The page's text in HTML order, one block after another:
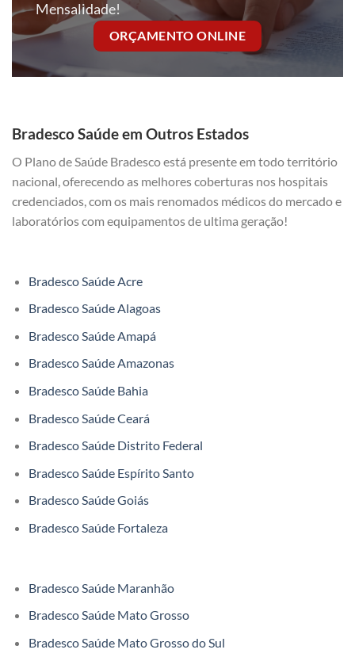
Mensalidade!
ORÇAMENTO ONLINE
Bradesco Saúde em Outros Estados
O Plano de Saúde Bradesco está presente em todo território
nacional, oferecendo as melhores coberturas nos hospitais
credenciados, com os mais renomados médicos do mercado e
laboratórios com equipamentos de ultima geração!
Bradesco Saúde Acre
Bradesco Saúde Alagoas
Bradesco Saúde Amapá
Bradesco Saúde Amazonas
Bradesco Saúde Bahia
Bradesco Saúde Ceará
Bradesco Saúde Distrito Federal
Bradesco Saúde Espírito Santo
Bradesco Saúde Goiás
Bradesco Saúde Fortaleza
Bradesco Saúde Maranhão
Bradesco Saúde Mato Grosso
Bradesco Saúde Mato Grosso do Sul